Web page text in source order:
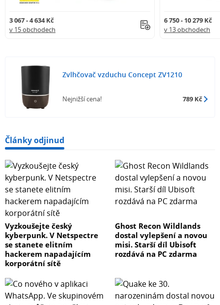
3 067 - 4 634 Kč
v 15 obchodech
6 750 - 10 279 Kč
v 13 obchodech
Zvlhčovač vzduchu Concept ZV1210
Nejnižší cena! 789 Kč
Články odjinud
Vyzkoušejte český
kyberpunk. V Netspectre
se stanete elitním
hackerem napadajícím
korporátní sítě
Ghost Recon Wildlands
dostal vylepšení a novou
misi. Starší díl Ubisoft
rozdává na PC zdarma